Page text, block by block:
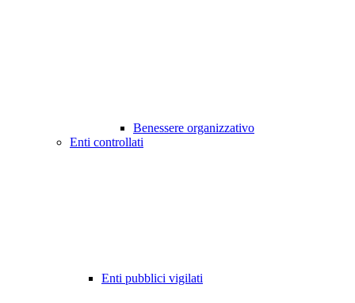
Benessere organizzativo
Enti controllati
Enti pubblici vigilati